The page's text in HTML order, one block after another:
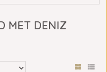
MET DENIZ